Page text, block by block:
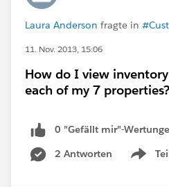
Laura Anderson fragte in
11. Nov. 2013, 15:06
How do I view
each of my 7 properties?
0 "Gefällt mir"-
2 Antworten
Show